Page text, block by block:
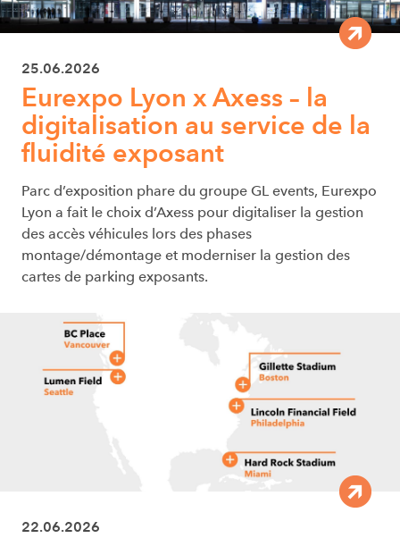
25.06.2026
Eurexpo Lyon x Axess – la
digitalisation au service de la
fluidité exposant
Parc d’exposition phare du groupe GL events, Eurexpo
Lyon a fait le choix d’Axess pour digitaliser la gestion
des accès véhicules lors des phases
montage/démontage et moderniser la gestion des
cartes de parking exposants.
22.06.2026